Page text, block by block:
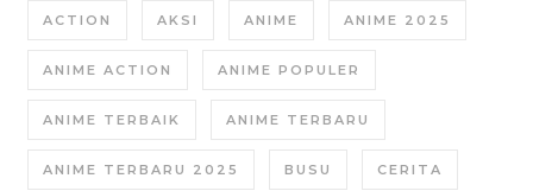
ACTION AKSI ANIME ANIME 2025
ANIME ACTION ANIME POPULER
ANIME TERBAIK ANIME TERBARU
ANIME TERBARU 2025 BUSU CERITA